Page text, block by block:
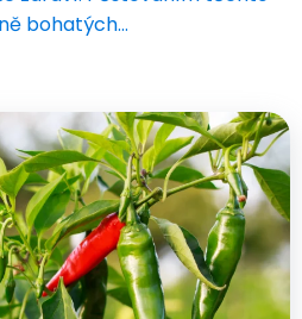
bohatých…